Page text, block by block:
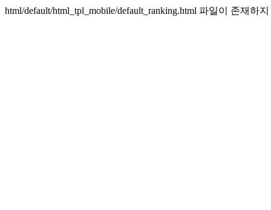
html/default/html_tpl_mobile/default_ranking.html 파일이 존재하